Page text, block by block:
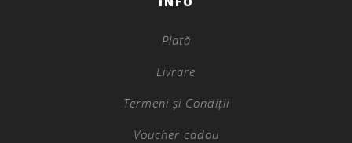
Plată
Livrare
Termeni și Condiții
Voucher cadou